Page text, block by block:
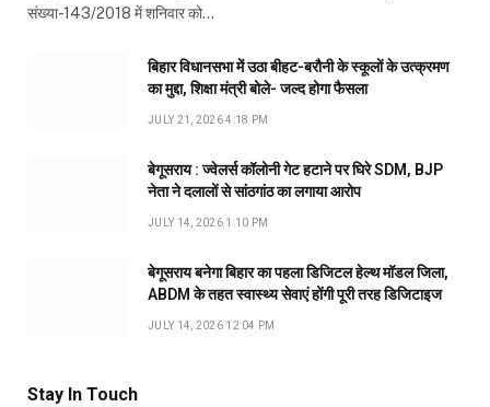
संख्या-143/2018 में शनिवार को…
बिहार विधानसभा में उठा बीहट-बरौनी के स्कूलों के उत्क्रमण
का मुद्दा, शिक्षा मंत्री बोले- जल्द होगा फैसला
JULY 21, 2026 4:18 PM
बेगूसराय : ज्वेलर्स कॉलोनी गेट हटाने पर घिरे SDM, BJP
नेता ने दलालों से सांठगांठ का लगाया आरोप
JULY 14, 2026 1:10 PM
बेगूसराय बनेगा बिहार का पहला डिजिटल हेल्थ मॉडल जिला,
ABDM के तहत स्वास्थ्य सेवाएं होंगी पूरी तरह डिजिटाइज
JULY 14, 2026 12:04 PM
Stay In Touch